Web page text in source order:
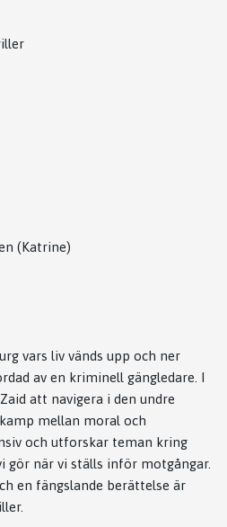
(Katrine)
vars liv vänds upp och ner
av en kriminell gängledare. I
att navigera i den undre
mellan moral och
och utforskar teman kring
gör när vi ställs inför motgångar.
en fängslande berättelse är